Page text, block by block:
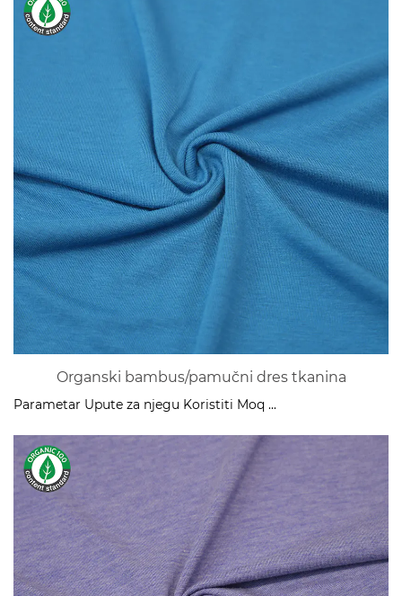
Organski bambus/pamučni dres tkanina
Parametar Upute za njegu Koristiti Moq ...